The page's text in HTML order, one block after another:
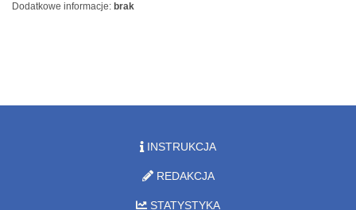
Dodatkowe informacje: brak
INSTRUKCJA
REDAKCJA
STATYSTYKA